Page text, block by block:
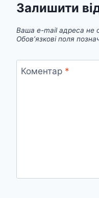
Залишити
Ваша e-mail адреса не
Обов’язкові поля
Коментар *